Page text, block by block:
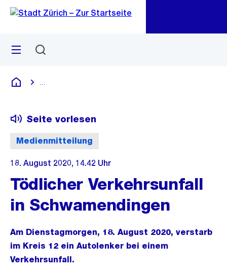
Navigation
Sprunglink
Menü
Deutsch
Medienmitteilung
Seite vorlesen
18. August 2020, 14.42 Uhr
Tödlicher Verkehrsunfall
in Schwamendingen
Am Dienstagmorgen, 18. August 2020, verstarb
im Kreis 12 ein Autolenker bei einem
Verkehrsunfall.